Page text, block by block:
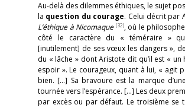
Au-delà des dilemmes éthiques, le sujet
la question du courage. Celui décrit par
L’éthique à Nicomaque (32), où le
côté le caractère du « téméraire »
[inutilement] de ses vœux les dangers »,
du « lâche » dont Aristote dit qu’il est « un
espoir ». Le courageux, quant à lui, « agit
bien. […] Sa bravoure est la marque
tournée vers l’espérance. […] Les deux
par excès ou par défaut. Le troisième se